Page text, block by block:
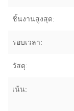
ชิ้นงานสูงสุด:
รอบเวลา:
วัสดุ:
เน้น: